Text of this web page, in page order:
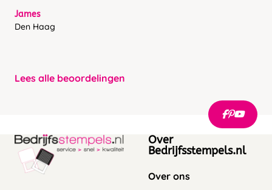
James
Den Haag
Lees alle beoordelingen
Over
Bedrijfsstempels.nl
Over ons